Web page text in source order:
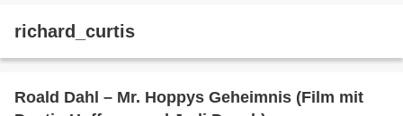
richard_curtis
Roald Dahl – Mr. Hoppys Geheimnis (Film mit